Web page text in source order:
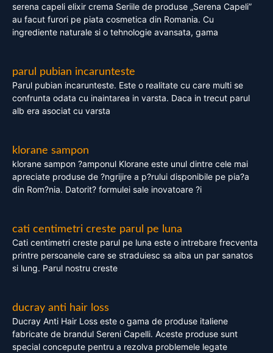
serena capeli elixir crema Seriile de produse „Serena Capeli”
au facut furori pe piata cosmetica din Romania. Cu
ingrediente naturale si o tehnologie avansata, gama
parul pubian incarunteste
Parul pubian incarunteste. Este o realitate cu care multi se
confrunta odata cu inaintarea in varsta. Daca in trecut parul
alb era asociat cu varsta
klorane sampon
klorane sampon ?amponul Klorane este unul dintre cele mai
apreciate produse de ?ngrijire a p?rului disponibile pe pia?a
din Rom?nia. Datorit? formulei sale inovatoare ?i
cati centimetri creste parul pe luna
Cati centimetri creste parul pe luna este o intrebare frecventa
printre persoanele care se straduiesc sa aiba un par sanatos
si lung. Parul nostru creste
ducray anti hair loss
Ducray Anti Hair Loss este o gama de produse italiene
fabricate de brandul Sereni Capelli. Aceste produse sunt
special concepute pentru a rezolva problemele legate